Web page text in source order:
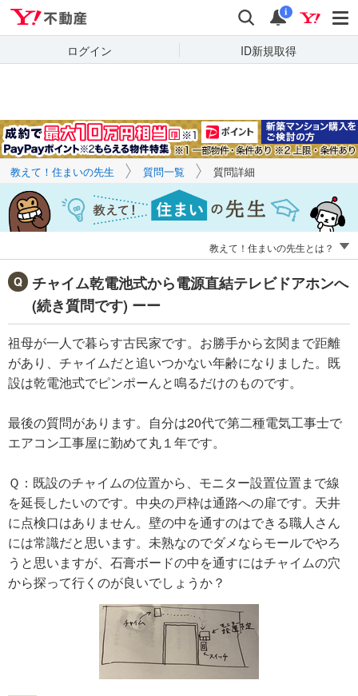
検索 通知
i
ログイン ID新規取得
キーワードで
質問を探す
教えて！住まいの先生 質問一覧 質問詳細
教えて！住まいの先生とは？
チャイム乾電池式から電源直結テレビドアホンへ
(続き質問です) ーー
祖母が一人で暮らす古民家です。お勝手から玄関まで距離
があり、チャイムだと追いつかない年齢になりました。既
設は乾電池式でピンポーんと鳴るだけのものです。
最後の質問があります。自分は20代で第二種電気工事士で
エアコン工事屋に勤めて丸１年です。
Ｑ：既設のチャイムの位置から、モニター設置位置まで線
を延長したいのです。中央の戸枠は通路への扉です。天井
に点検口はありません。壁の中を通すのはできる職人さん
には常識だと思います。未熟なのでダメならモールでやろ
うと思いますが、石膏ボードの中を通すにはチャイムの穴
から探って行くのが良いでしょうか？